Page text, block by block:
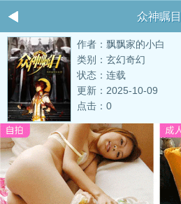
众神瞩目
作者：飘飘家的小白
类别：玄幻奇幻
状态：连载
更新：2025-10-09
点击：0